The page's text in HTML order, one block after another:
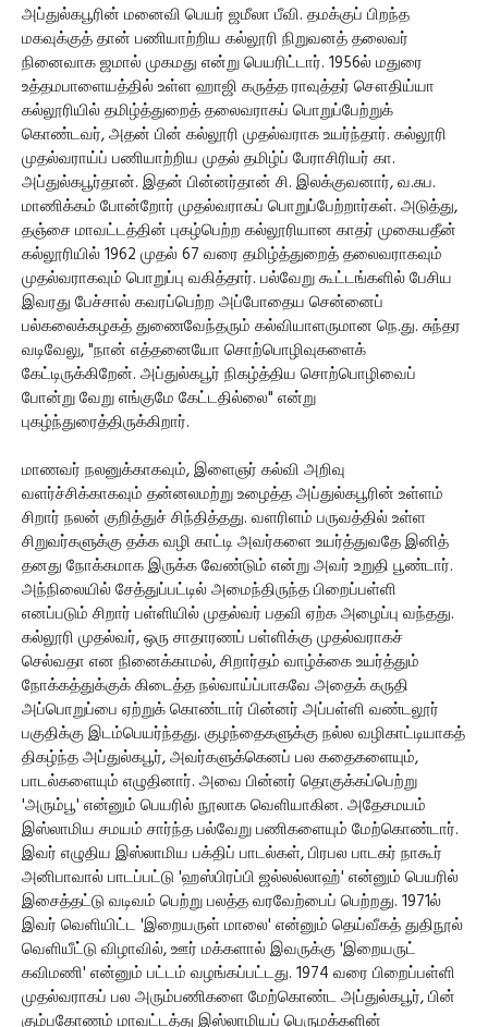
அப்துல்கபூரின் மனைவி பெயர் ஜமீலா பீவி. தமக்குப் பிறந்த
மகவுக்குத் தான் பணியாற்றிய கல்லூரி நிறுவனத் தலைவர்
நினைவாக ஜமால் முகமது என்று பெயரிட்டார். 1956ல் மதுரை
உத்தமபாளையத்தில் உள்ள ஹாஜி கருத்த ராவுத்தர் சௌதிய்யா
கல்லூரியில் தமிழ்த்துறைத் தலைவராகப் பொறுப்பேற்றுக்
கொண்டவர், அதன் பின் கல்லூரி முதல்வராக உயர்ந்தார். கல்லூரி
முதல்வராய்ப் பணியாற்றிய முதல் தமிழ்ப் பேராசிரியர் கா.
அப்துல்கபூர்தான். இதன் பின்னர்தான் சி. இலக்குவனார், வ.சுப.
மாணிக்கம் போன்றோர் முதல்வராகப் பொறுப்பேற்றார்கள். அடுத்து,
தஞ்சை மாவட்டத்தின் புகழ்பெற்ற கல்லூரியான காதர் முகையதீன்
கல்லூரியில் 1962 முதல் 67 வரை தமிழ்த்துறைத் தலைவராகவும்
முதல்வராகவும் பொறுப்பு வகித்தார். பல்வேறு கூட்டங்களில் பேசிய
இவரது பேச்சால் கவரப்பெற்ற அப்போதைய சென்னைப்
பல்கலைக்கழகத் துணைவேந்தரும் கல்வியாளருமான நெ.து. சுந்தர
வடிவேலு, "நான் எத்தனையோ சொற்பொழிவுகளைக்
கேட்டிருக்கிறேன். அப்துல்கபூர் நிகழ்த்திய சொற்பொழிவைப்
போன்று வேறு எங்குமே கேட்டதில்லை" என்று
புகழ்ந்துரைத்திருக்கிறார்.
மாணவர் நலனுக்காகவும், இளைஞர் கல்வி அறிவு
வளர்ச்சிக்காகவும் தன்னலமற்று உழைத்த அப்துல்கபூரின் உள்ளம்
சிறார் நலன் குறித்துச் சிந்தித்தது. வளரிளம் பருவத்தில் உள்ள
சிறுவர்களுக்கு தக்க வழி காட்டி அவர்களை உயர்த்துவதே இனித்
தனது நோக்கமாக இருக்க வேண்டும் என்று அவர் உறுதி பூண்டார்.
அந்நிலையில் சேத்துப்பட்டில் அமைந்திருந்த பிறைப்பள்ளி
எனப்படும் சிறார் பள்ளியில் முதல்வர் பதவி ஏற்க அழைப்பு வந்தது.
கல்லூரி முதல்வர், ஒரு சாதாரணப் பள்ளிக்கு முதல்வராகச்
செல்வதா என நினைக்காமல், சிறார்தம் வாழ்க்கை உயர்த்தும்
நோக்கத்துக்குக் கிடைத்த நல்வாய்ப்பாகவே அதைக் கருதி
அப்பொறுப்பை ஏற்றுக் கொண்டார் பின்னர் அப்பள்ளி வண்டலூர்
பகுதிக்கு இடம்பெயர்ந்தது. குழந்தைகளுக்கு நல்ல வழிகாட்டியாகத்
திகழ்ந்த அப்துல்கபூர், அவர்களுக்கெனப் பல கதைகளையும்,
பாடல்களையும் எழுதினார். அவை பின்னர் தொகுக்கப்பெற்று
'அரும்பூ' என்னும் பெயரில் நூலாக வெளியாகின. அதேசமயம்
இஸ்லாமிய சமயம் சார்ந்த பல்வேறு பணிகளையும் மேற்கொண்டார்.
இவர் எழுதிய இஸ்லாமிய பக்திப் பாடல்கள், பிரபல பாடகர் நாகூர்
அனிபாவால் பாடப்பட்டு 'ஹஸ்பிரப்பி ஜல்லல்லாஹ்' என்னும் பெயரில்
இசைத்தட்டு வடிவம் பெற்று பலத்த வரவேற்பைப் பெற்றது. 1971ல்
இவர் வெளியிட்ட 'இறையருள் மாலை' என்னும் தெய்வீகத் துதிநூல்
வெளியீட்டு விழாவில், ஊர் மக்களால் இவருக்கு 'இறையருட்
கவிமணி' என்னும் பட்டம் வழங்கப்பட்டது. 1974 வரை பிறைப்பள்ளி
முதல்வராகப் பல அரும்பணிகளை மேற்கொண்ட அப்துல்கபூர், பின்
கும்பகோணம் மாவட்டத்து இஸ்லாமியப் பெருமக்களின்